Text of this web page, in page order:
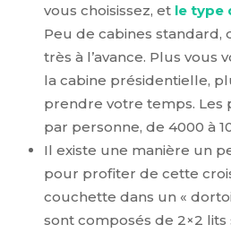
vous choisissez, et le type
Peu de cabines standard,
très à l’avance. Plus vous
la cabine présidentielle,
prendre votre temps. Les
par personne, de 4000 à
Il existe une manière un
pour profiter de cette
couchette dans un «
sont composés de 2×2